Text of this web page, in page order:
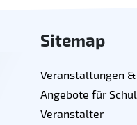
Sitemap
Veranstaltungen
Angebote für
Veranstalter